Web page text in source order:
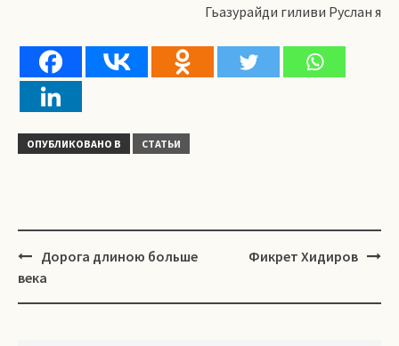
Гьазурайди гиливи Руслан я
ОПУБЛИКОВАНО В СТАТЬИ
Навигация
Дорога длиною больше
века
Фикрет Хидиров